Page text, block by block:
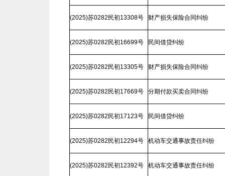
(2025)苏0282民初13308号 财产损失保险合同纠纷
(2025)苏0282民初16699号 民间借贷纠纷
(2025)苏0282民初13305号 财产损失保险合同纠纷
(2025)苏0282民初17669号 分期付款买卖合同纠纷
(2025)苏0282民初17123号 民间借贷纠纷
(2025)苏0282民初12294号 机动车交通事故责任纠纷
(2025)苏0282民初12392号 机动车交通事故责任纠纷